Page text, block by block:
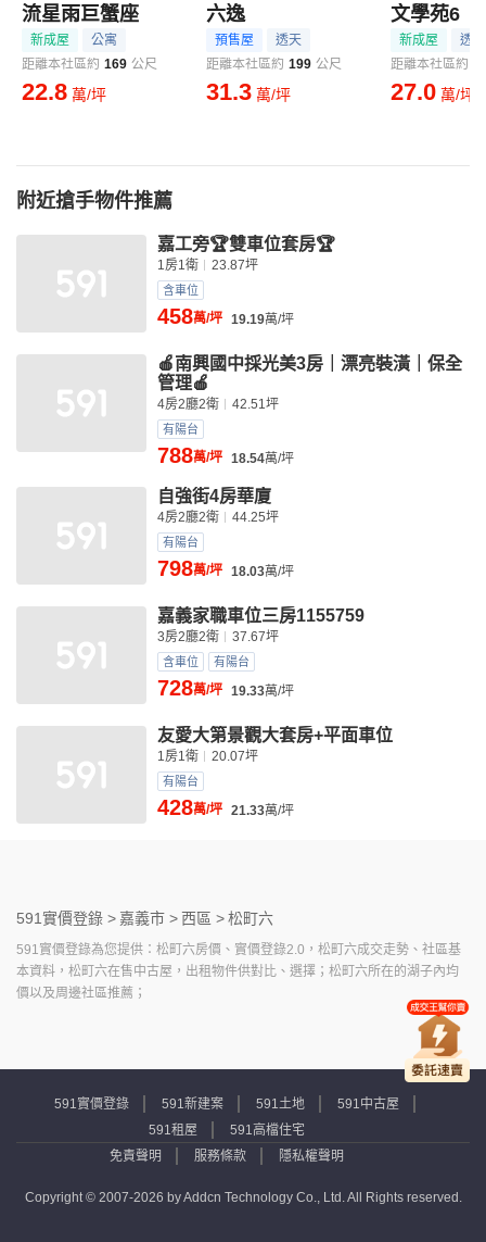
流星雨巨蟹座
新成屋
公寓
距離本社區約 169 公尺
22.8 萬/坪
六逸
預售屋
透天
距離本社區約 199 公尺
31.3 萬/坪
文學苑6
新成屋
透天
距離本社區約
27.0 萬/坪
附近搶手物件推薦
嘉工旁🏆雙車位套房🏆
1房1衛 23.87坪
含車位
458萬/坪 19.19萬/坪
🍎南興國中採光美3房｜漂亮裝潢｜保全
管理🍎
4房2廳2衛 42.51坪
有陽台
788萬/坪 18.54萬/坪
自強街4房華廈
4房2廳2衛 44.25坪
有陽台
798萬/坪 18.03萬/坪
嘉義家職車位三房1155759
3房2廳2衛 37.67坪
含車位 有陽台
728萬/坪 19.33萬/坪
友愛大第景觀大套房+平面車位
1房1衛 20.07坪
有陽台
428萬/坪 21.33萬/坪
591實價登錄 > 嘉義市 >西區 >松町六
591實價登錄為您提供：松町六房價、實價登錄2.0，松町六成交走勢、社區基
本資料，松町六在售中古屋，出租物件供對比、選擇；松町六所在的湖子內均
價以及周邊社區推薦；
591實價登錄 591新建案 591土地
591中古屋
591租屋
591高檔住宅
免責聲明
服務條款 隱私權聲明
Copyright © 2007-2026 by Addcn Technology Co., Ltd. All Rights reserved.